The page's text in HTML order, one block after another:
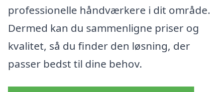
professionelle håndværkere i dit område.
Dermed kan du sammenligne priser og
kvalitet, så du finder den løsning, der
passer bedst til dine behov.